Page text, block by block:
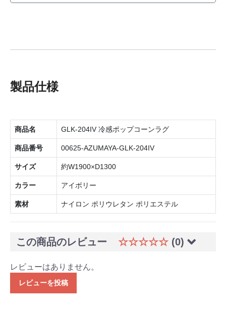
製品仕様
商品名 GLK-204IV 冷感ポップコーンラグ
商品番号 00625-AZUMAYA-GLK-204IV
サイズ 約W1900×D1300
カラー アイボリー
素材 ナイロン ポリウレタン ポリエステル
この商品のレビュー ☆☆☆☆☆ (0)
レビューはありません。
レビューを投稿